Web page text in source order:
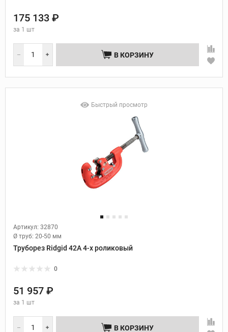
175 133 ₽
за 1 шт
В КОРЗИНУ
Быстрый просмотр
Артикул: 32870
Ø труб: 20-50 мм
Труборез Ridgid 42A 4-х роликовый
0
51 957 ₽
за 1 шт
В КОРЗИНУ